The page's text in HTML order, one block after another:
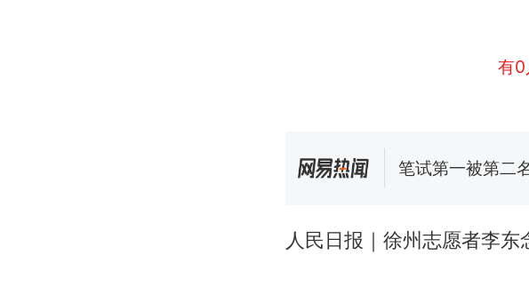
有0
男子上山采菌偶
笔试第一被第二
人民日报｜徐州志愿者李